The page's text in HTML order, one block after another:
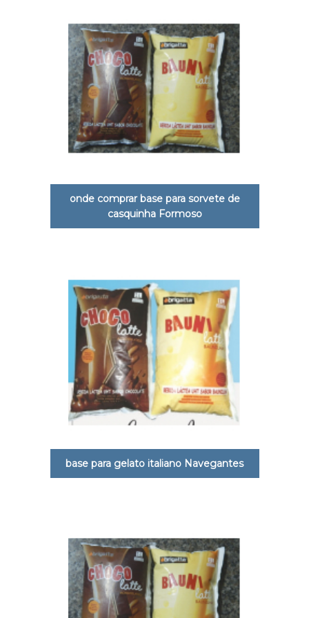
onde comprar base para sorvete de
casquinha Formoso
base para gelato italiano Navegantes